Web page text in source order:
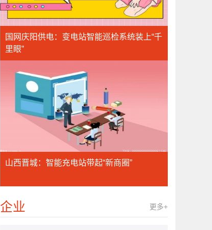
国网庆阳供电：变电站智能巡检系统装上“千
里眼”
山西晋城：智能充电站带起“新商圈”
企业 更多+